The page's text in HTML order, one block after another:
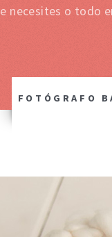
necesites o todo
FOTÓGRAFO